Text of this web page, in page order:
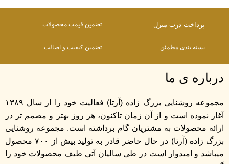
پرداخت درب منزل تضمین قیمت محصولات
بسته بندی مطمئن تضمین کیفیت و اصالت
درباره ی ما
مجموعه روشنایی بزرگ زاده (آرتا) فعالیت خود را از سال ۱۳۸۹
آغاز نموده است و از آن زمان تاکنون، هر روز بهتر و مصمم تر در
ارائه محصولات به مشتریان گام برداشته است. مجموعه روشنایی
بزرگ زاده (آرتا) در حال حاضر قادر به تولید بیش از ۷۰۰ محصول
میباشد و امیدوار است در طی سالیان آتی طیف محصولات خود را